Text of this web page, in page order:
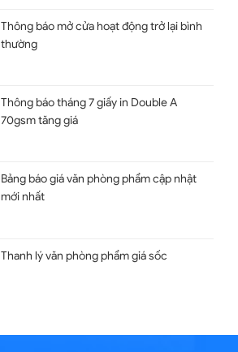
Thông báo mở cửa hoạt động trở lại bình
thường
Thông báo tháng 7 giấy in Double A
70gsm tăng giá
Bảng báo giá văn phòng phẩm cập nhật
mới nhất
Thanh lý văn phòng phẩm giá sốc